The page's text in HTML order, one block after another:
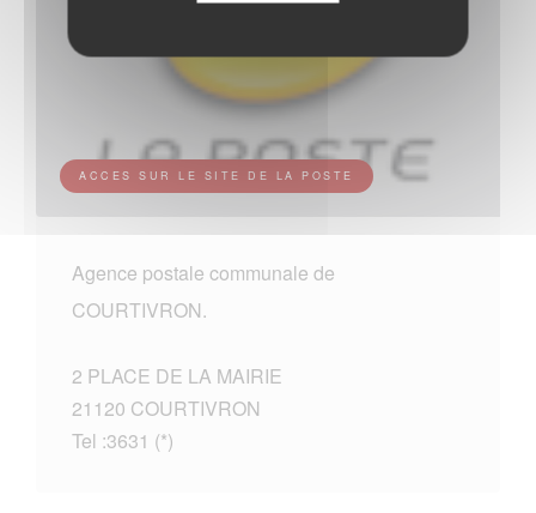
ACCES SUR LE SITE DE LA POSTE
Agence postale communale de
COURTIVRON.
2 PLACE DE LA MAIRIE
21120 COURTIVRON
Tel :3631 (*)